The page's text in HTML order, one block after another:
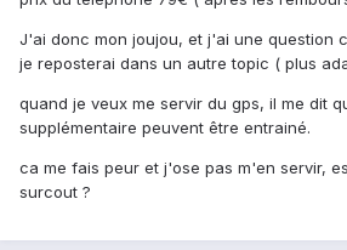
J'ai donc mon joujou, et j'ai une question
je reposterai dans un autre topic ( plus
quand je veux me servir du gps, il me dit
supplémentaire peuvent être entrainé.
ca me fais peur et j'ose pas m'en servir,
surcout ?